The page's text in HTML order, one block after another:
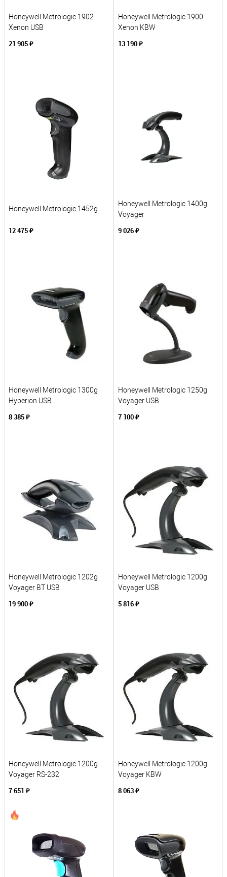
Honeywell Metrologic 1902
Xenon USB
21 905 ₽
К сравнению
В избранное
Honeywell Metrologic 1900
Xenon KBW
13 190 ₽
В избранное
Под заказ
Honeywell Metrologic 1452g
12 475 ₽
К сравнению
В избранное
Honeywell Metrologic 1400g
Voyager
9 026 ₽
К сравнению
В избранное
Под заказ
Honeywell Metrologic 1300g
Hyperion USB
8 385 ₽
В избранное
Под заказ
Honeywell Metrologic 1250g
Voyager USB
7 100 ₽
К сравнению
В избранное
Honeywell Metrologic 1202g
Voyager BT USB
19 900 ₽
К сравнению
В избранное
Honeywell Metrologic 1200g
Voyager USB
5 816 ₽
К сравнению
В избранное
Honeywell Metrologic 1200g
Voyager RS-232
7 651 ₽
К сравнению
В избранное
Honeywell Metrologic 1200g
Voyager KBW
8 063 ₽
К сравнению
В избранное